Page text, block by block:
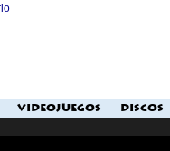
VIDEOJUEGOS
DISCOS